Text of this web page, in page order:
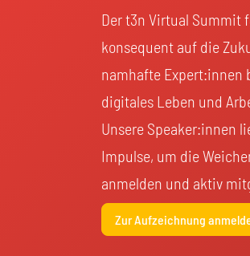
Der t3n Virtual Summit
konsequent auf die
namhafte Expert:innen
digitales Leben und
Unsere Speaker:innen
Impulse, um die
anmelden und aktiv
Zur Aufzeichnung